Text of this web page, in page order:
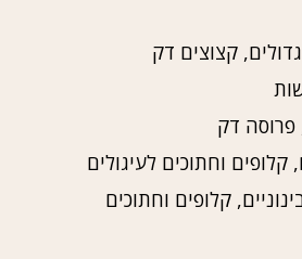
קלופים וחתוכים